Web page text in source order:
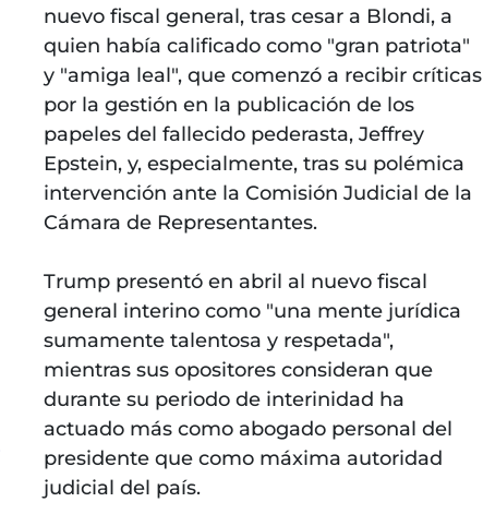
nuevo fiscal general, tras cesar a Blondi, a
quien había calificado como "gran patriota"
y "amiga leal", que comenzó a recibir críticas
por la gestión en la publicación de los
papeles del fallecido pederasta, Jeffrey
Epstein, y, especialmente, tras su polémica
intervención ante la Comisión Judicial de la
Cámara de Representantes.
Trump presentó en abril al nuevo fiscal
general interino como "una mente jurídica
sumamente talentosa y respetada",
mientras sus opositores consideran que
durante su periodo de interinidad ha
actuado más como abogado personal del
presidente que como máxima autoridad
judicial del país.